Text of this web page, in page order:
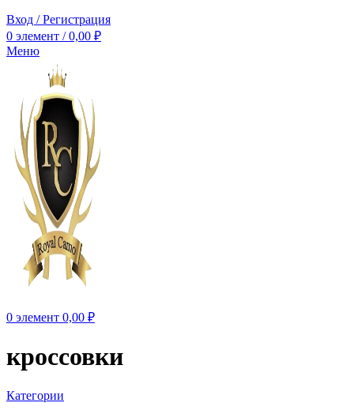
Вход / Регистрация
0 элемент / 0,00 ₽
Меню
0 элемент 0,00 ₽
кроссовки
Категории